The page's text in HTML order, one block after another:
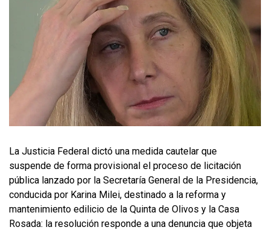
La Justicia Federal dictó una medida cautelar que
suspende de forma provisional el proceso de licitación
pública lanzado por la Secretaría General de la Presidencia,
conducida por Karina Milei, destinado a la reforma y
mantenimiento edilicio de la Quinta de Olivos y la Casa
Rosada: la resolución responde a una denuncia que objeta